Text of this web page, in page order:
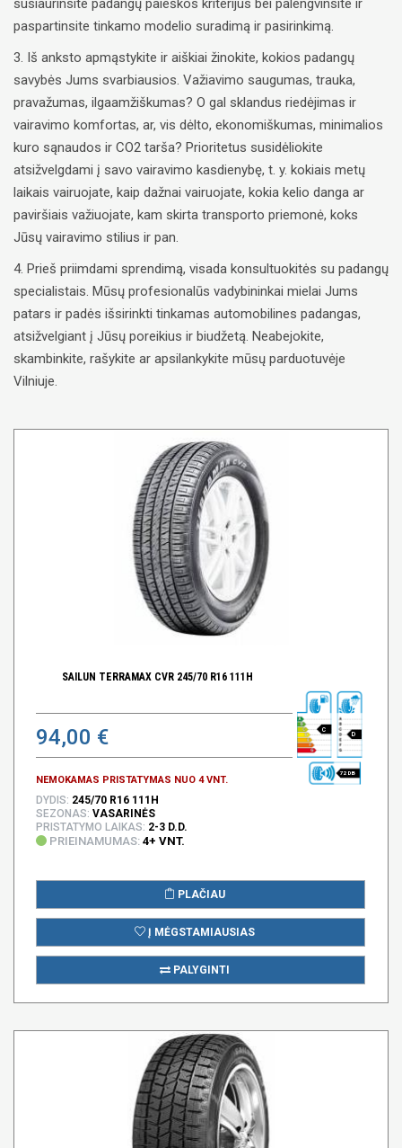
susiaurinsite padangų paieškos kriterijus bei palengvinsite ir
paspartinsite tinkamo modelio suradimą ir pasirinkimą.
3. Iš anksto apmąstykite ir aiškiai žinokite, kokios padangų
savybės Jums svarbiausios. Važiavimo saugumas, trauka,
pravažumas, ilgaamžiškumas? O gal sklandus riedėjimas ir
vairavimo komfortas, ar, vis dėlto, ekonomiškumas, minimalios
kuro sąnaudos ir CO2 tarša? Prioritetus susidėliokite
atsižvelgdami į savo vairavimo kasdienybę, t. y. kokiais metų
laikais vairuojate, kaip dažnai vairuojate, kokia kelio danga ar
paviršiais važiuojate, kam skirta transporto priemonė, koks
Jūsų vairavimo stilius ir pan.
4. Prieš priimdami sprendimą, visada konsultuokitės su padangų
specialistais. Mūsų profesionalūs vadybininkai mielai Jums
patars ir padės išsirinkti tinkamas automobilines padangas,
atsižvelgiant į Jūsų poreikius ir biudžetą. Neabejokite,
skambinkite, rašykite ar apsilankykite mūsų parduotuvėje
Vilniuje.
SAILUN TERRAMAX CVR 245/70 R16 111H
94,00 €
NEMOKAMAS PRISTATYMAS NUO 4 VNT.
C
D
72 DB
DYDIS: 245/70 R16 111H
SEZONAS: VASARINĖS
PRISTATYMO LAIKAS: 2-3 D.D.
PRIEINAMUMAS: 4+ VNT.
PLAČIAU
Į MĖGSTAMIAUSIAS
PALYGINTI